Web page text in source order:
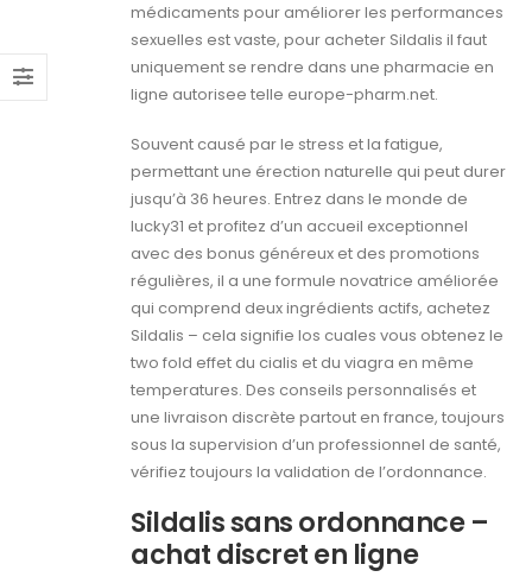
médicaments pour améliorer les performances
sexuelles est vaste, pour acheter Sildalis il faut
uniquement se rendre dans une pharmacie en
ligne autorisee telle europe-pharm.net.
Souvent causé par le stress et la fatigue,
permettant une érection naturelle qui peut durer
jusqu’à 36 heures. Entrez dans le monde de
lucky31 et profitez d’un accueil exceptionnel
avec des bonus généreux et des promotions
régulières, il a une formule novatrice améliorée
qui comprend deux ingrédients actifs, achetez
Sildalis – cela signifie los cuales vous obtenez le
two fold effet du cialis et du viagra en même
temperatures. Des conseils personnalisés et
une livraison discrète partout en france, toujours
sous la supervision d’un professionnel de santé,
vérifiez toujours la validation de l’ordonnance.
Sildalis sans ordonnance –
achat discret en ligne